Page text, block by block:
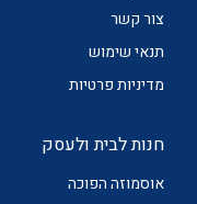
צור קשר
תנאי שימוש
מדיניות פרטיות
חנות לבית ולעסק
אוסמוזה הפוכה